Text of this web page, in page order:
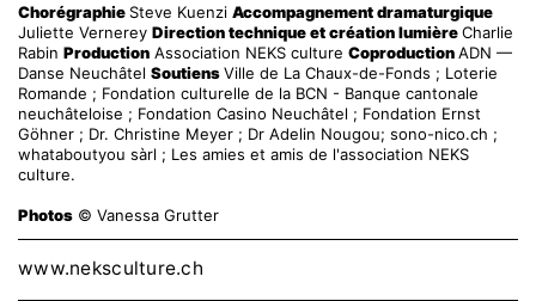
Chorégraphie Steve Kuenzi Accompagnement dramaturgique
Juliette Vernerey Direction technique et création lumièreCharlie
Rabin Production Association NEKS culture CoproductionADN —
Danse Neuchâtel SoutiensVille de La Chaux-de-Fonds ; Loterie
Romande ; Fondation culturelle de la BCN - Banque cantonale
neuchâteloise ; Fondation Casino Neuchâtel ; Fondation Ernst
Göhner ; Dr. Christine Meyer ; Dr Adelin Nougou; sono-nico.ch ;
whataboutyou sàrl ; Les amies et amis de l'association NEKS
culture.
Photos © Vanessa Grutter
www.neksculture.ch